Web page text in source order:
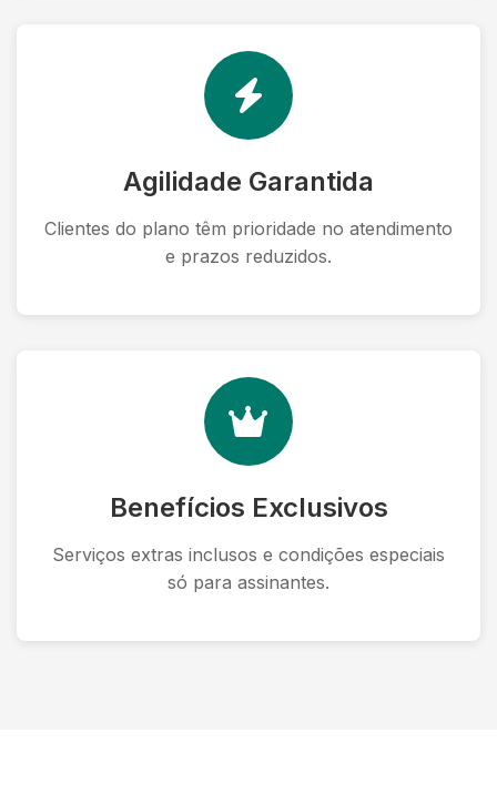
Agilidade Garantida
Clientes do plano têm prioridade no atendimento
e prazos reduzidos.
Benefícios Exclusivos
Serviços extras inclusos e condições especiais
só para assinantes.